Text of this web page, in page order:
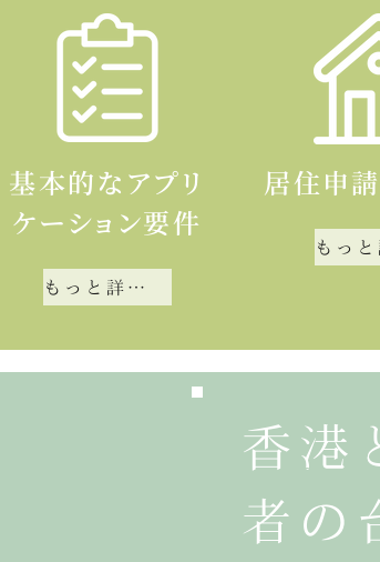
基本的なアプリ
ケーション要件
もっと詳しく知る
居住申
香港
者の